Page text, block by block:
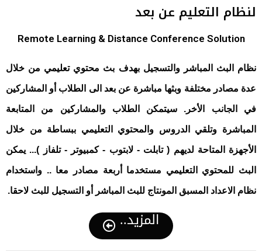
لنظام التعليم عن بعد
Remote Learning & Distance Conference Solution
نظام البث المباشر والتسجيل بهدف بث محتوي تعليمي من خلال
عدة مصادر مختلفة وبثها مباشرة عن بعد الى الطلاب أو المشاركين
في الجانب الأخر. سيتمكن الطلاب والمشاركين من المتابعة
المباشرة وتلقي الدروس والمحتوي التعليمي ببساطة من خلال
الأجهزة المتاحة لديهم ( تابلت - لابتوب - كمبيوتر - تلفاز )... يمكن
البث للمحتوي التعليمي مستخدما أربعة مصادر معا .. واستخدام
نظام الاعداد المسبق المونتاج للبث المباشر أو التسجيل للبث لاحقا.
المزيد..